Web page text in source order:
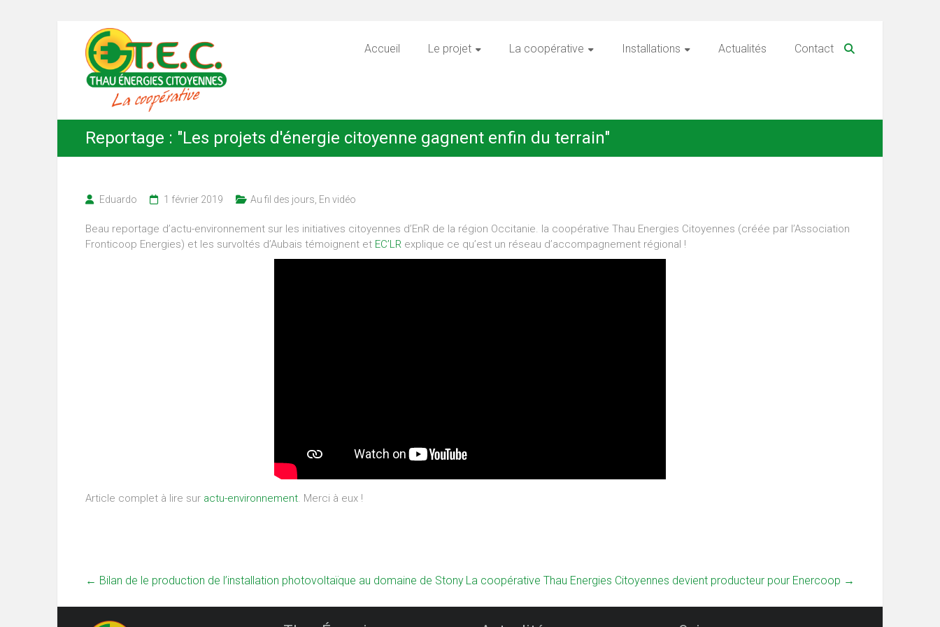
content
Thau
Énergies
Citoyennes
Accueil Le projet La coopérative Installations Actualités Contact
Reportage : "Les projets d'énergie citoyenne gagnent enfin du terrain"
Eduardo 1 février 2019 Au fil des jours En vidéo
Beau reportage d’actu-environnement sur les initiatives citoyennes d’EnR de la région Occitanie. la coopérative Thau Energies Citoyennes (créée par l’Association
Fronticoop Energies) et les survoltés d’Aubais témoignent et EC’LR explique ce qu’est un réseau d’accompagnement régional !
Article complet à lire sur actu-environnement. Merci à eux !
← Bilan de le production de l’installation photovoltaïque au domaine de Stony La coopérative Thau Energies Citoyennes devient producteur pour Enercoop →